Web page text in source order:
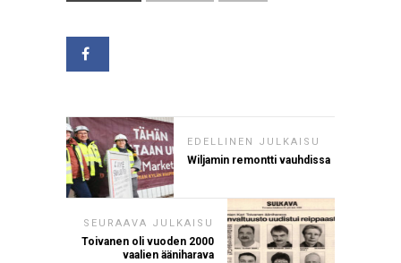
EDELLINEN JULKAISU
Wiljamin remontti vauhdissa
SEURAAVA JULKAISU
Toivanen oli vuoden 2000
vaalien ääniharava